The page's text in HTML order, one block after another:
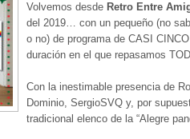
Volvemos desde Retro Entre
del 2019… con un pequeño (no
o no) de programa de CASI
duración en el que repasamos
Con la inestimable presencia de
Dominio, SergioSVQ y, por
tradicional elenco de la “Alegre